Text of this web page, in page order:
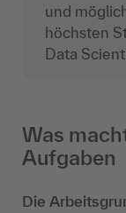
und
höchsten
Data
Was
Aufgaben
Die